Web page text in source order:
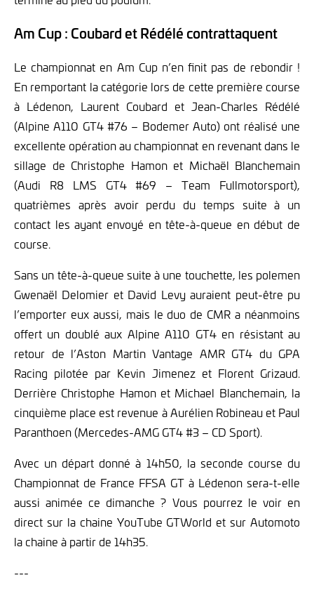
Am Cup : Coubard et Rédélé contrattaquent
Le championnat en Am Cup n’en finit pas de rebondir !
En remportant la catégorie lors de cette première course
à Lédenon, Laurent Coubard et Jean-Charles Rédélé
(Alpine A110 GT4 #76 – Bodemer Auto) ont réalisé une
excellente opération au championnat en revenant dans le
sillage de Christophe Hamon et Michaël Blanchemain
(Audi R8 LMS GT4 #69 – Team Fullmotorsport),
quatrièmes après avoir perdu du temps suite à un
contact les ayant envoyé en tête-à-queue en début de
course.
Sans un tête-à-queue suite à une touchette, les polemen
Gwenaël Delomier et David Levy auraient peut-être pu
l’emporter eux aussi, mais le duo de CMR a néanmoins
offert un doublé aux Alpine A110 GT4 en résistant au
retour de l’Aston Martin Vantage AMR GT4 du GPA
Racing pilotée par Kevin Jimenez et Florent Grizaud.
Derrière Christophe Hamon et Michael Blanchemain, la
cinquième place est revenue à Aurélien Robineau et Paul
Paranthoen (Mercedes-AMG GT4 #3 – CD Sport).
Avec un départ donné à 14h50, la seconde course du
Championnat de France FFSA GT à Lédenon sera-t-elle
aussi animée ce dimanche ? Vous pourrez le voir en
direct sur la chaine YouTube GTWorld et sur Automoto
la chaine à partir de 14h35.
---